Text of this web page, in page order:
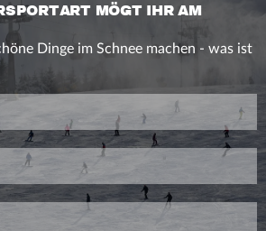
MÖGT IHR AM
Dinge im Schnee machen - was ist